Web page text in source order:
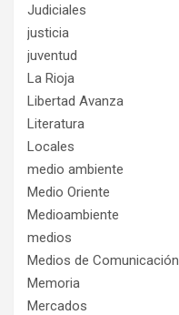
Judiciales
justicia
juventud
La Rioja
Libertad Avanza
Literatura
Locales
medio ambiente
Medio Oriente
Medioambiente
medios
Medios de Comunicación
Memoria
Mercados